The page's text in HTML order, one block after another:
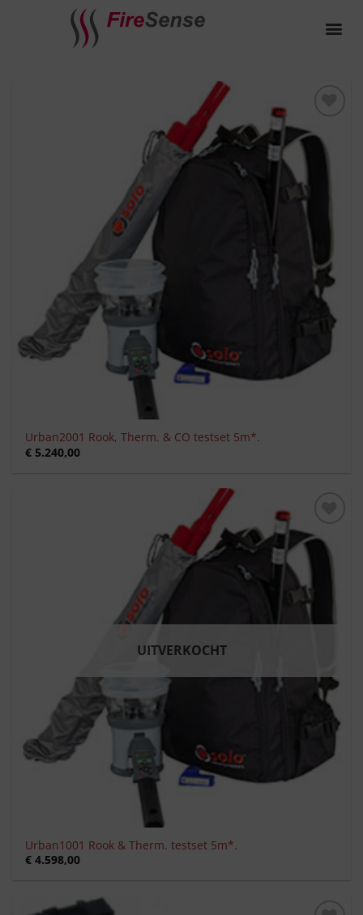
Toevoegen
aan
verlanglijst
Urban2001 Rook, Therm. & CO testset 5m*.
€ 5.240,00
Toevoegen
aan
verlanglijst
UITVERKOCHT
Urban1001 Rook & Therm. testset 5m*.
€ 4.598,00